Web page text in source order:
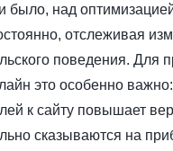
было, над
отслеживая
поведения. Для
это особенно
к сайту повышает
сказываются на